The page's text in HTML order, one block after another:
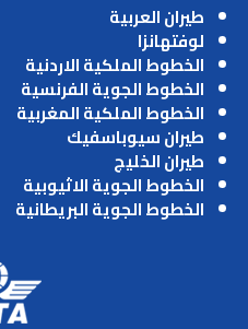
طيران العربية
لوفتهانزا
الخطوط الملكية الاردنية
الخطوط الجوية الفرنسية
الخطوط الملكية المغربية
طيران سيوباسفيك
طيران الخليج
الخطوط الجوية الاثيوبية
الخطوط الجوية البريطانية